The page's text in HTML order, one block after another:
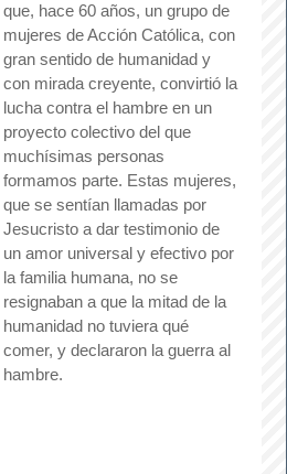
que, hace 60 años, un grupo de
mujeres de Acción Católica, con
gran sentido de humanidad y
con mirada creyente, convirtió la
lucha contra el hambre en un
proyecto colectivo del que
muchísimas personas
formamos parte. Estas mujeres,
que se sentían llamadas por
Jesucristo a dar testimonio de
un amor universal y efectivo por
la familia humana, no se
resignaban a que la mitad de la
humanidad no tuviera qué
comer, y declararon la guerra al
hambre.